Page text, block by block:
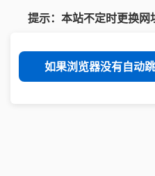
提示：本站不定时更换网
如果浏览器没有自动